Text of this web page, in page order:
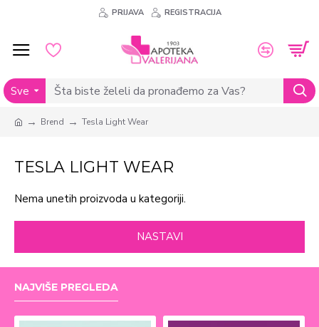
PRIJAVA REGISTRACIJA
Sve
Brend Tesla Light Wear
TESLA LIGHT WEAR
Nema unetih proizvoda u kategoriji.
NASTAVI
NAJVIŠE PREGLEDA